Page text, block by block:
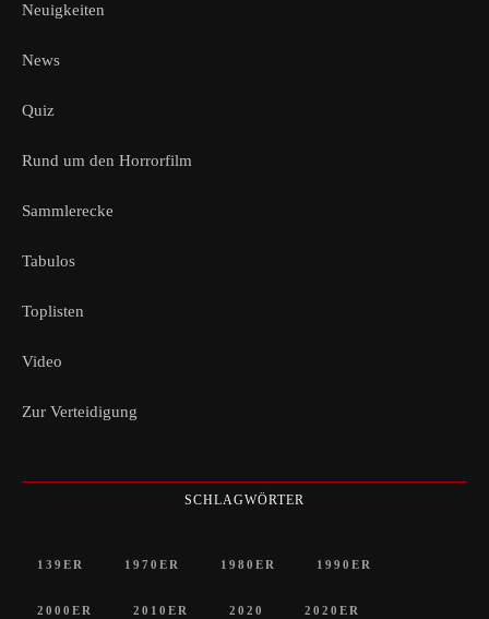
Neuigkeiten
News
Quiz
Rund um den Horrorfilm
Sammlerecke
Tabulos
Toplisten
Video
Zur Verteidigung
SCHLAGWÖRTER
139ER 1970ER 1980ER 1990ER
2000ER 2010ER 2020 2020ER